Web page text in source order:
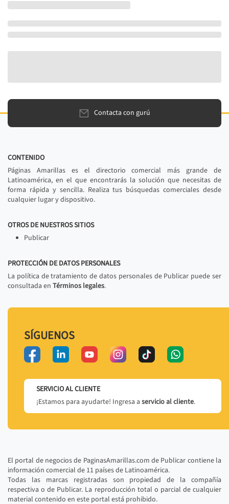
Contacta con gurú
CONTENIDO
Páginas Amarillas es el directorio comercial más grande de
Latinoamérica, en el que encontrarás la solución que necesitas de
forma rápida y sencilla. Realiza tus búsquedas comerciales desde
cualquier lugar y dispositivo.
OTROS DE NUESTROS SITIOS
Publicar
PROTECCIÓN DE DATOS PERSONALES
La política de tratamiento de datos personales de Publicar puede ser
consultada en Términos legales.
SÍGUENOS
SERVICIO AL CLIENTE
¡Estamos para ayudarte! Ingresa a servicio al cliente.
El portal de negocios de PaginasAmarillas.com de Publicar contiene la
información comercial de 11 países de Latinoamérica.
Todas las marcas registradas son propiedad de la compañía
respectiva o de Publicar. La reproducción total o parcial de cualquier
material contenido en este portal está prohibido.